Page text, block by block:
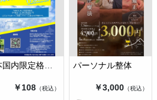
日本国内限定格安航空券
￥108 （税込）
パーソナル整体
￥3,000（税込）